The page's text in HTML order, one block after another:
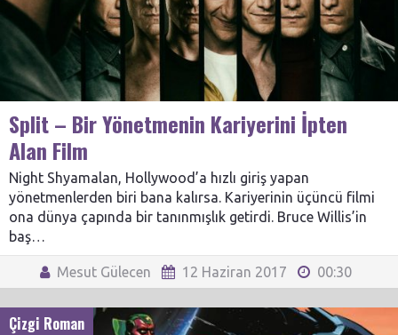
Split – Bir Yönetmenin Kariyerini İpten
Alan Film
Night Shyamalan, Hollywood’a hızlı giriş yapan
yönetmenlerden biri bana kalırsa. Kariyerinin üçüncü filmi
ona dünya çapında bir tanınmışlık getirdi. Bruce Willis’in
baş…
Mesut Gülecen 12 Haziran 2017 00:30
Çizgi Roman